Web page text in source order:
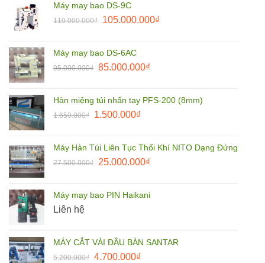
9.900.000₫.
8.400.000₫.
Máy may bao DS-9C
110.000.000₫
Giá
110.000.000₫.
105.000.000₫Giá
Máy may bao DS-6AC
95.000.000₫ Giá
95.000.000₫.
85.000.000₫Giá
là:
Hàn miệng túi nhấn tay PFS-200 (8mm)
1.650.000₫
Giá
1.650.000₫.
1.500.000₫Giá
là:
1.500.000₫.
Máy Hàn Túi Liên Tục Thổi Khí NITO Dạng Đứng
27.500.000₫
Giá
27.500.000₫.
25.000.000₫Giá
là:
Máy may bao PIN Haikani
Liên hệ
MÁY CẮT VẢI ĐẦU BÀN SANTAR
5.200.000₫ Giá
4.700.000₫Giá